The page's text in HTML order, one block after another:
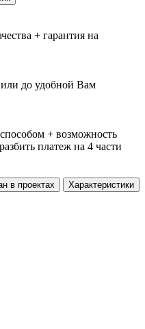
+ гарантия на
до удобной Вам
+ возможность
платеж на 4 части
в проектах Характеристики